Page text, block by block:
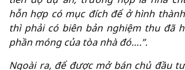
hỗn hợp có mục đích để ở hình
thì phải có biên bản nghiệm thu đã
phần móng của tòa nhà đó….”.
Ngoài ra, để được mở bán chủ đầu